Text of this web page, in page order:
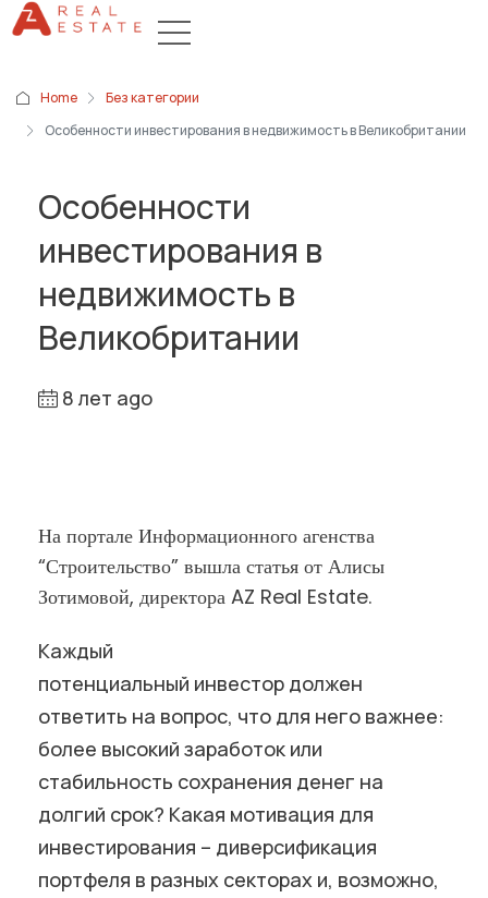
Home
Без категории
Особенности инвестирования в недвижимость в Великобритании
Особенности
инвестирования в
недвижимость в
Великобритании
8 лет ago
На портале Информационного агенства
“Строительство” вышла статья от Алисы
Зотимовой, директора AZ Real Estate.
Каждый
потенциальный инвестор должен
ответить на вопрос, что для него важнее:
более высокий заработок или
стабильность сохранения денег на
долгий срок? Какая мотивация для
инвестирования – диверсификация
портфеля в разных секторах и, возможно,